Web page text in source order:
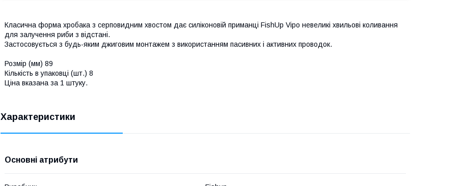
Класична форма хробака з серповидним хвостом дає силіконовій приманці FishUp Vipo невеликі хвильові коливання
для залучення риби з відстані.
Застосовується з будь-яким джиговим монтажем з використанням пасивних і активних проводок.
Розмір (мм) 89
Кількість в упаковці (шт.) 8
Ціна вказана за 1 штуку.
Характеристики
Основні атрибути